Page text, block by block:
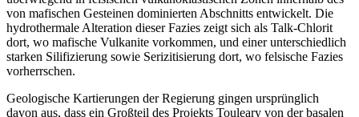
von mafischen Gesteinen dominierten Abschnitts entwickelt. Die
hydrothermale Alteration dieser Fazies zeigt sich als Talk-Chlorit
dort, wo mafische Vulkanite vorkommen, und einer unterschiedlich
starken Silifizierung sowie Serizitisierung dort, wo felsische Fazies
vorherrschen.
Geologische Kartierungen der Regierung gingen ursprünglich
davon aus, dass ein Großteil des Projekts Touleary von der basalen